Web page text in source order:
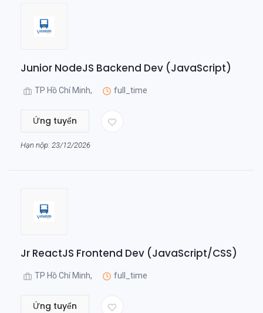
Junior NodeJS Backend Dev (JavaScript)
TP Hồ Chí Minh, full_time
Ứng tuyển
Hạn nộp: 23/12/2026
Jr ReactJS Frontend Dev (JavaScript/CSS)
TP Hồ Chí Minh, full_time
Ứng tuyển